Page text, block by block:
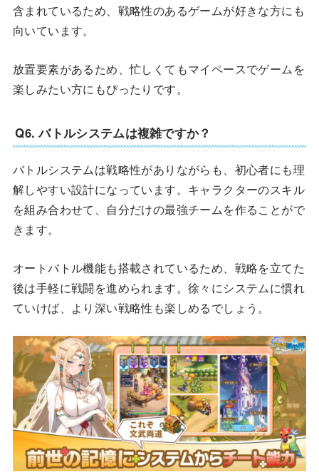
含まれているため、戦略性のあるゲームが好きな方にも
向いています。
放置要素があるため、忙しくてもマイペースでゲームを
楽しみたい方にもぴったりです。
Q6. バトルシステムは複雑ですか？
バトルシステムは戦略性がありながらも、初心者にも理
解しやすい設計になっています。キャラクターのスキル
を組み合わせて、自分だけの最強チームを作ることがで
きます。
オートバトル機能も搭載されているため、戦略を立てた
後は手軽に戦闘を進められます。徐々にシステムに慣れ
ていけば、より深い戦略性も楽しめるでしょう。